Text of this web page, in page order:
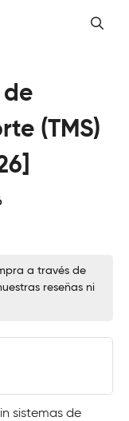
de
(TMS)
a través de
reseñas ni
sistemas de